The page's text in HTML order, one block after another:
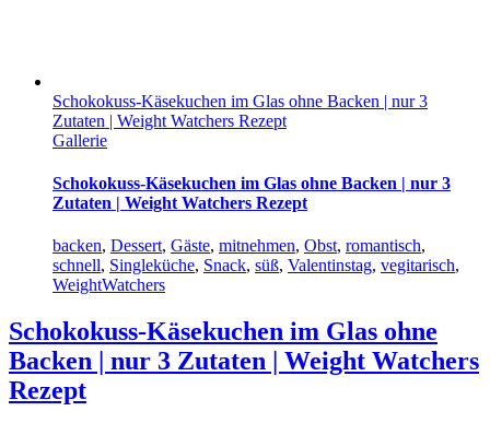
Schokokuss-Käsekuchen im Glas ohne Backen | nur 3
Zutaten | Weight Watchers Rezept
Gallerie
Schokokuss-Käsekuchen im Glas ohne Backen | nur 3
Zutaten | Weight Watchers Rezept
backen, Dessert, Gäste, mitnehmen, Obst, romantisch,
schnell, Singleküche, Snack, süß, Valentinstag, vegitarisch,
WeightWatchers
Schokokuss-Käsekuchen im Glas ohne
Backen | nur 3 Zutaten | Weight Watchers
Rezept